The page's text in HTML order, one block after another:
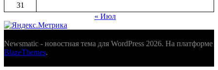
31
« Июл
Newsmatic - новостная тема для WordPress 2026. На платформе
BlazeThemes.